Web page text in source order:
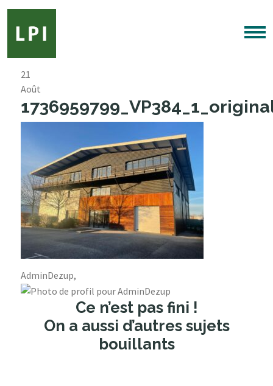
21
Août
AdminDezup,
Ce n’est pas fini !
On a aussi d’autres sujets
bouillants